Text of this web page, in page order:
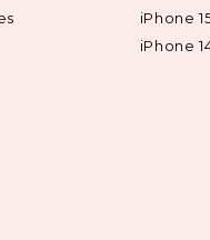
iPhone
iPhone